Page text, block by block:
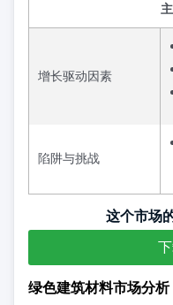
增长驱动因素
陷阱与挑战
这个市场
绿色建筑材料市场分析